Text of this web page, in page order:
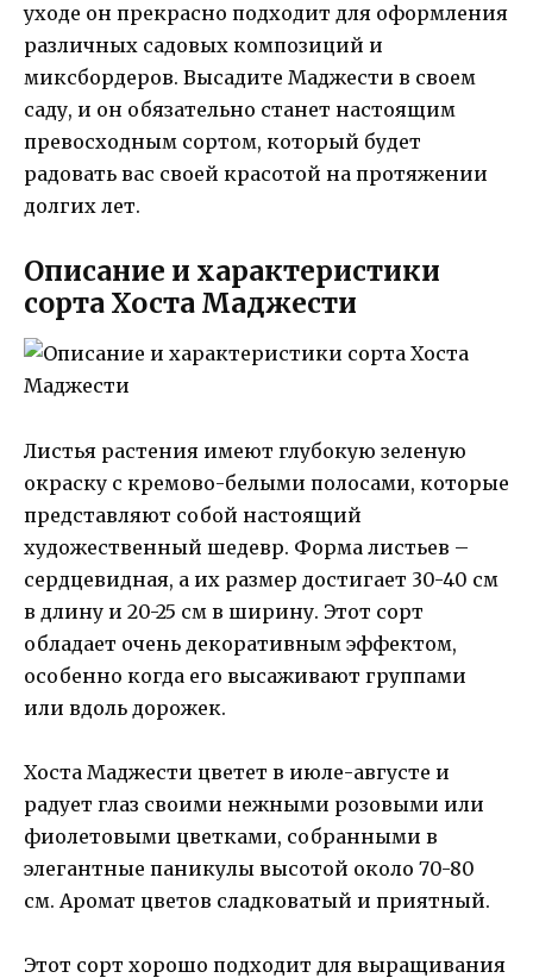
уходе он прекрасно подходит для оформления
различных садовых композиций и
миксбордеров. Высадите Маджести в своем
саду, и он обязательно станет настоящим
превосходным сортом, который будет
радовать вас своей красотой на протяжении
долгих лет.
Описание и характеристики
сорта Хоста Маджести
Листья растения имеют глубокую зеленую
окраску с кремово-белыми полосами, которые
представляют собой настоящий
художественный шедевр. Форма листьев –
сердцевидная, а их размер достигает 30-40 см
в длину и 20-25 см в ширину. Этот сорт
обладает очень декоративным эффектом,
особенно когда его высаживают группами
или вдоль дорожек.
Хоста Маджести цветет в июле-августе и
радует глаз своими нежными розовыми или
фиолетовыми цветками, собранными в
элегантные паникулы высотой около 70-80
см. Аромат цветов сладковатый и приятный.
Этот сорт хорошо подходит для выращивания